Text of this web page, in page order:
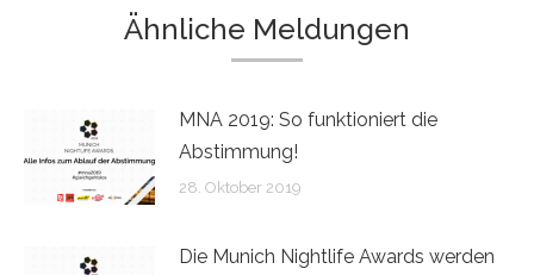
Ähnliche Meldungen
MNA 2019: So funktioniert die
Abstimmung!
28. Oktober 2019
Die Munich Nightlife Awards werden